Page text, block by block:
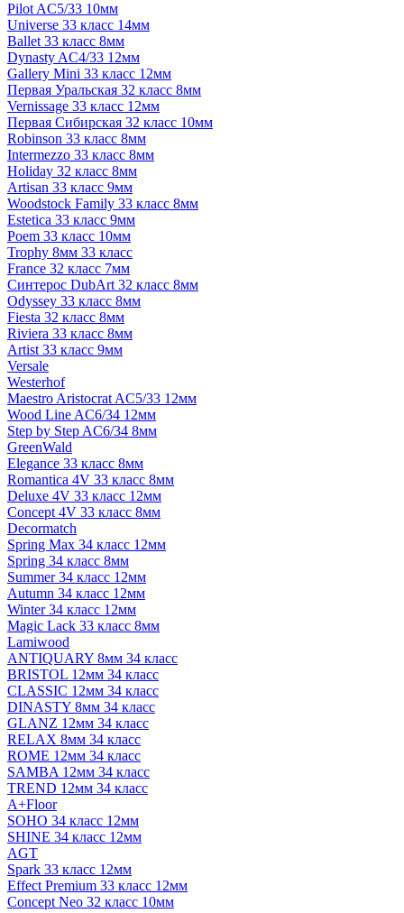
Pilot AC5/33 10мм
Universe 33 класс 14мм
Ballet 33 класс 8мм
Dynasty AC4/33 12мм
Gallery Mini 33 класс 12мм
Первая Уральская 32 класс 8мм
Vernissage 33 класс 12мм
Первая Сибирская 32 класс 10мм
Robinson 33 класс 8мм
Intermezzo 33 класс 8мм
Holiday 32 класс 8мм
Artisan 33 класс 9мм
Woodstock Family 33 класс 8мм
Estetica 33 класс 9мм
Poem 33 класс 10мм
Trophy 8мм 33 класс
France 32 класс 7мм
Синтерос DubArt 32 класс 8мм
Odyssey 33 класс 8мм
Fiesta 32 класс 8мм
Riviera 33 класс 8мм
Artist 33 класс 9мм
Versale
Westerhof
Maestro Aristocrat AC5/33 12мм
Wood Line AC6/34 12мм
Step by Step AC6/34 8мм
GreenWald
Elegance 33 класс 8мм
Romantica 4V 33 класс 8мм
Deluxe 4V 33 класс 12мм
Concept 4V 33 класс 8мм
Decormatch
Spring Max 34 класс 12мм
Spring 34 класс 8мм
Summer 34 класс 12мм
Autumn 34 класс 12мм
Winter 34 класс 12мм
Magic Lack 33 класс 8мм
Lamiwood
ANTIQUARY 8мм 34 класс
BRISTOL 12мм 34 класс
CLASSIC 12мм 34 класс
DINASTY 8мм 34 класс
GLANZ 12мм 34 класс
RELAX 8мм 34 класс
ROME 12мм 34 класс
SAMBA 12мм 34 класс
TREND 12мм 34 класс
A+Floor
SOHO 34 класс 12мм
SHINE 34 класс 12мм
AGT
Spark 33 класс 12мм
Effect Premium 33 класс 12мм
Concept Neo 32 класс 10мм